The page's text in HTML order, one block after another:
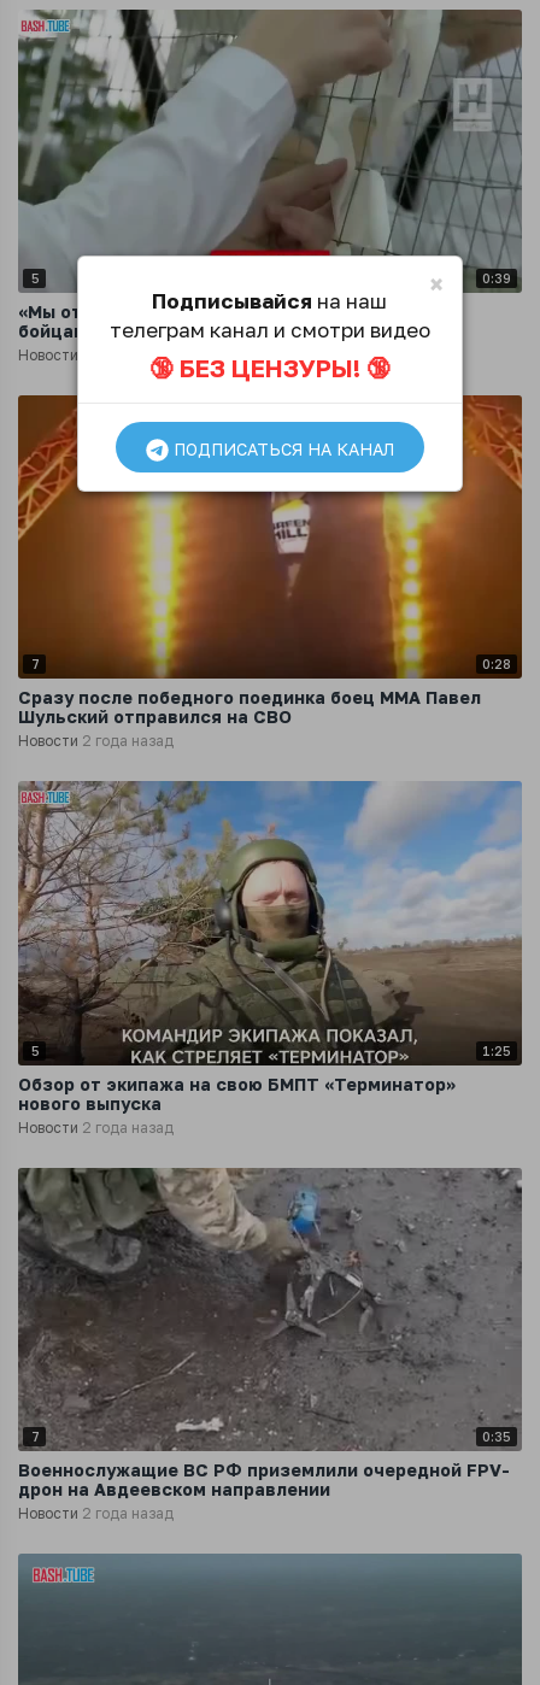
5 0:39
«Мы ответили: мы - с вами! Мы хотим помогать
бойцам»
Новости 2 года назад
7 0:28
Сразу после победного поединка боец ММА Павел
Шульский отправился на СВО
Новости 2 года назад
5 1:25
Обзор от экипажа на свою БМПТ «Терминатор»
нового выпуска
Новости 2 года назад
7 0:35
Военнослужащие ВС РФ приземлили очередной FPV-
дрон на Авдеевском направлении
Новости 2 года назад
×
Подписывайся на наш
телеграм канал и смотри видео
🔞 БЕЗ ЦЕНЗУРЫ! 🔞
ПОДПИСАТЬСЯ НА КАНАЛ